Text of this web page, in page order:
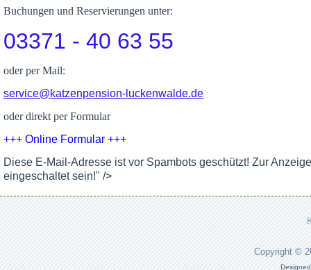
Buchungen und Reservierungen unter:
03371 - 40 63 55
oder per Mail:
service@katzenpension-luckenwalde.de
oder direkt per Formular
+++ Online Formular +++
Diese E-Mail-Adresse ist vor Spambots geschützt! Zur
eingeschaltet sein!" />
Copyright ©